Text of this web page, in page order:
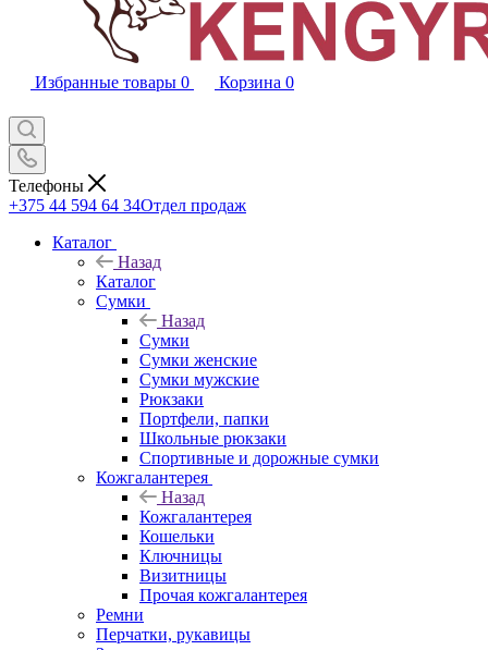
Избранные товары 0 Корзина 0
Телефоны
+375 44 594 64 34Отдел продаж
Каталог
Назад
Каталог
Сумки
Назад
Сумки
Сумки женские
Сумки мужские
Рюкзаки
Портфели, папки
Школьные рюкзаки
Спортивные и дорожные сумки
Кожгалантерея
Назад
Кожгалантерея
Кошельки
Ключницы
Визитницы
Прочая кожгалантерея
Ремни
Перчатки, рукавицы